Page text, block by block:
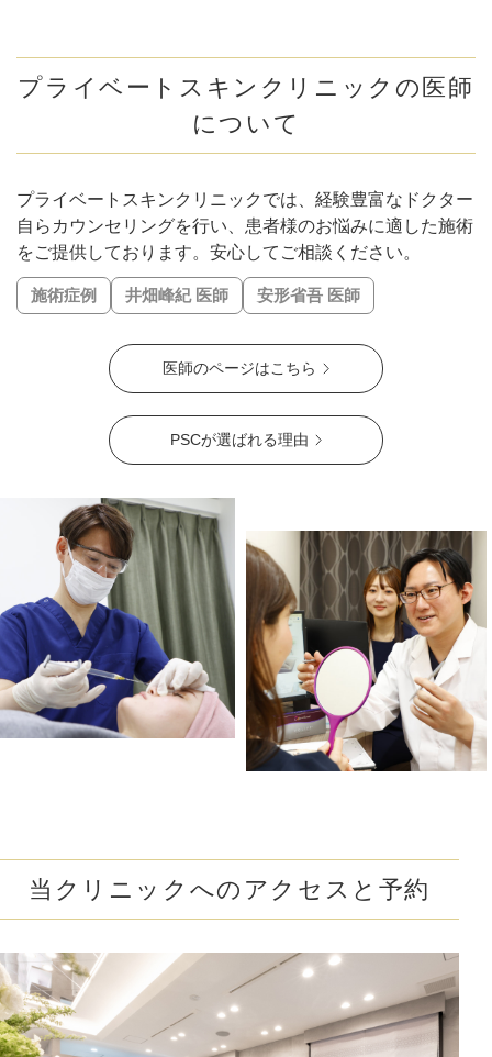
#輪郭の凹凸を解消
#毛穴解消
#下膨れ解消
#忘れ鼻に
#お顔の引き締め
#二重顎を解消
#エラ張り解消
#唇の縦ジワ解消
#人中短縮 #口横ポニョ解消
#鼻を高く
#肝斑解消
#自然な二重幅 #梅干しジワ解消
#くすみ改善
#シミ解消
#表情ジワ解消 #鼻柱を下げる
#鼻先を細く
#肌の赤みを解消
#皮脂トラブル改善
#凹凸のないなめらかな肌に
#肌ツヤアップ #美白
#頬コケをふっくら
#おでこのシワ解消
#鼻先の丸み解消
#おでこの横ジワ解消
#他の施術と併用可
#肌の鎮静
#くっきりした目元
#ニキビ跡改善
#笑いジワ解消
#蒙古襞解消
#青クマ改善
#ちりめんジワ改善
#色素沈着改善
#ニキビ改善 #赤ら顔を解消
#鼻筋を直線に
#酒さ改善
#首のたるみ解消
#おちょぼ口解消
#下ぶくれ解消
#お顔の赤み解消
#口元のシワ解消
#目を大きく見せる
#色素沈着を改善
#顎下のたるみ解消
#クレーター肌改善
#蒙古襞を解消
#尖った鼻先に
#小鼻の広がりを解消
#隠れジミも解消
プライベートスキンクリニックの医師
について
プライベートスキンクリニックでは、経験豊富なドクター
自らカウンセリングを行い、患者様のお悩みに適した施術
をご提供しております。安心してご相談ください。
施術症例 井畑峰紀 医師 安形省吾 医師
医師のページはこちら
PSCが選ばれる理由
当クリニックへのアクセスと予約